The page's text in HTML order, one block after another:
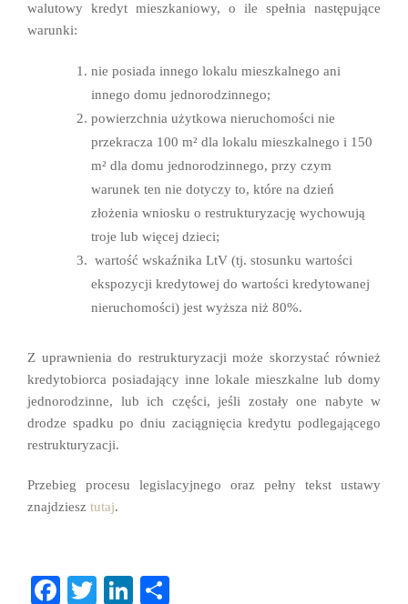
walutowy kredyt mieszkaniowy, o ile spełnia następujące
warunki:
nie posiada innego lokalu mieszkalnego ani
innego domu jednorodzinnego;
powierzchnia użytkowa nieruchomości nie
przekracza 100 m² dla lokalu mieszkalnego i 150
m² dla domu jednorodzinnego, przy czym
warunek ten nie dotyczy to, które na dzień
złożenia wniosku o restrukturyzację wychowują
troje lub więcej dzieci;
wartość wskaźnika LtV (tj. stosunku wartości
ekspozycji kredytowej do wartości kredytowanej
nieruchomości) jest wyższa niż 80%.
Z uprawnienia do restrukturyzacji może skorzystać również
kredytobiorca posiadający inne lokale mieszkalne lub domy
jednorodzinne, lub ich części, jeśli zostały one nabyte w
drodze spadku po dniu zaciągnięcia kredytu podlegającego
restrukturyzacji.
Przebieg procesu legislacyjnego oraz pełny tekst ustawy
znajdziesz tutaj.
Fa
T
Li